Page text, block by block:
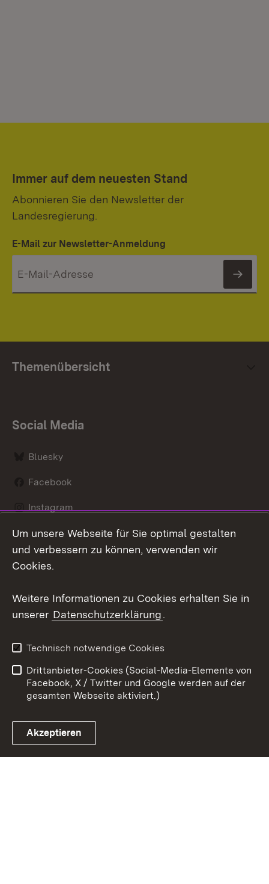
Immer auf dem neuesten Stand
Abonnieren Sie den Newsletter der
Landesregierung.
E-Mail zur Newsletter-Anmeldung
Themenübersicht
Social Media
Bluesky
Facebook
Instagram
LinkedIn
Link zum Landesportal
Datenschutz
Barrierefreiheit
Impressum
Cookies
Um unsere Webseite für Sie optimal gestalten
und verbessern zu können, verwenden wir
Cookies.
Weitere Informationen zu Cookies erhalten Sie in
unserer Datenschutzerklärung.
Technisch notwendige Cookies
Drittanbieter-Cookies (Social-Media-Elemente von
Facebook, X / Twitter und Google werden auf der
gesamten Webseite aktiviert.)
Akzeptieren